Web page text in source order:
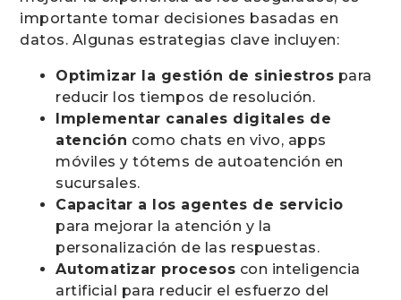
importante tomar decisiones basadas en
datos. Algunas estrategias clave incluyen:
Optimizar la gestión de siniestros para
reducir los tiempos de resolución.
Implementar canales digitales de
atención como chats en vivo, apps
móviles y tótems de autoatención en
sucursales.
Capacitar a los agentes de servicio
para mejorar la atención y la
personalización de las respuestas.
Automatizar procesos con inteligencia
artificial para reducir el esfuerzo del